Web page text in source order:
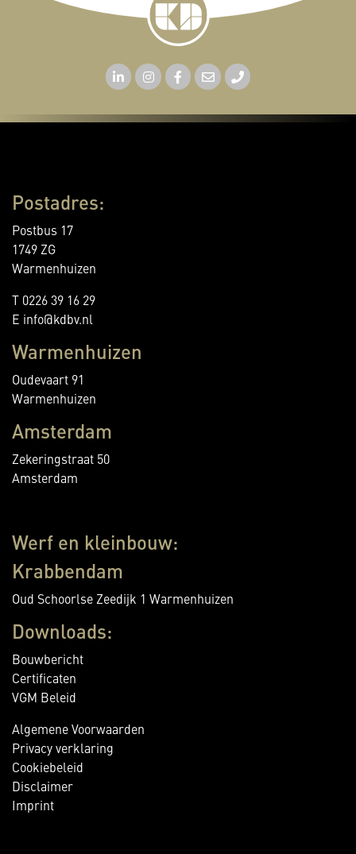
Postadres:
Postbus 17
1749 ZG
Warmenhuizen
T 0226 39 16 29
E info@kdbv.nl
Warmenhuizen
Oudevaart 91
Warmenhuizen
Amsterdam
Zekeringstraat 50
Amsterdam
Werf en kleinbouw:
Krabbendam
Oud Schoorlse Zeedijk 1 Warmenhuizen
Downloads:
Bouwbericht
Certificaten
VGM Beleid
Algemene Voorwaarden
Privacy verklaring
Cookiebeleid
Disclaimer
Imprint